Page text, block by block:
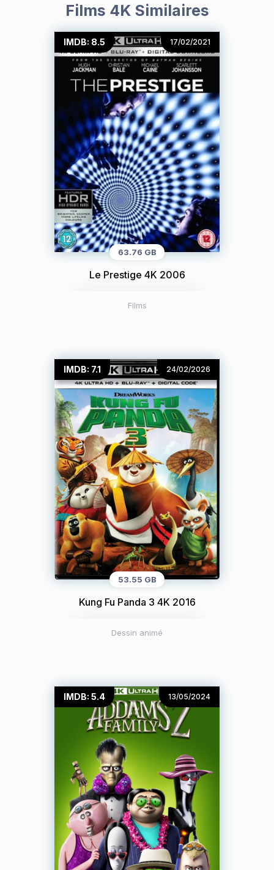
Films 4K Similaires
IMDB: 8.5 17/02/2021
63.76 GB
Le Prestige 4K 2006
Films
IMDB: 7.1 24/02/2026
53.55 GB
Kung Fu Panda 3 4K 2016
Dessin animé
IMDB: 5.4 13/05/2024